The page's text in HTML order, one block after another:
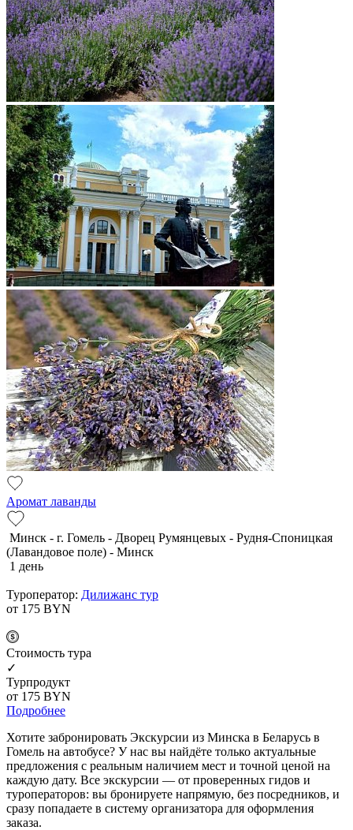
Аромат лаванды
Минск - г. Гомель - Дворец Румянцевых - Рудня-Споницкая
(Лавандовое поле) - Минск
1 день
Туроператор: Дилижанс тур
от 175 BYN
Cтоимость тура
✓
Турпродукт
от 175 BYN
Подробнее
Хотите забронировать Экскурсии из Минска в Беларусь в
Гомель на автобусе? У нас вы найдёте только актуальные
предложения с реальным наличием мест и точной ценой на
каждую дату. Все экскурсии — от проверенных гидов и
туроператоров: вы бронируете напрямую, без посредников, и
сразу попадаете в систему организатора для оформления
заказа.